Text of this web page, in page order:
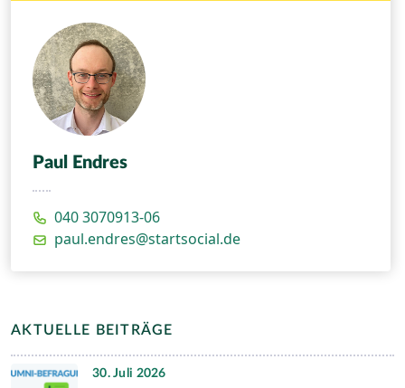
Paul Endres
040 3070913-06
paul.endres@startsocial.de
AKTUELLE BEITRÄGE
30. Juli 2026